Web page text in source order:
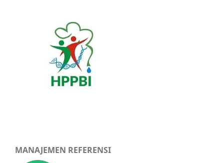
MANAJEMEN REFERENSI